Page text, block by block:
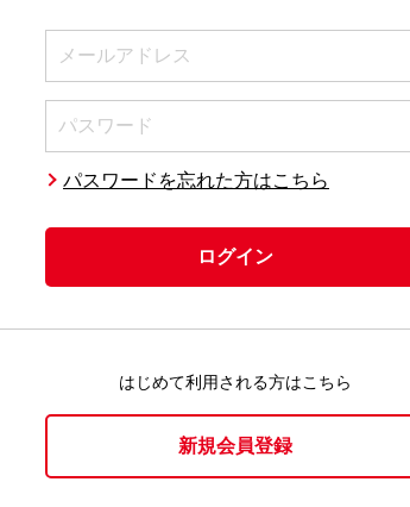
おおよその
3時間50分
難易度
このページを印刷
パスワードを忘れた方はこちら
ログイン
はじめて利用される方はこちら
新規会員登録